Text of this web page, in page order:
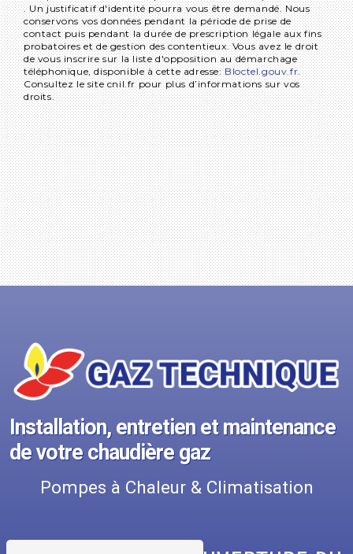
. Un justificatif d'identité pourra vous être demandé. Nous
conservons vos données pendant la période de prise de
contact puis pendant la durée de prescription légale aux fins
probatoires et de gestion des contentieux. Vous avez le droit
de vous inscrire sur la liste d'opposition au démarchage
téléphonique, disponible à cette adresse:Bloctel.gouv.fr.
Consultez le site cnil.fr pour plus d’informations sur vos
droits.
Installation, entretien et maintenance
de votre chaudière gaz
Pompes à Chaleur & Climatisation